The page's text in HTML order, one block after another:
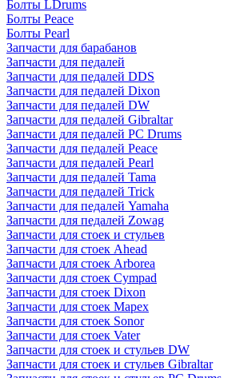
Болты LDrums
Болты Peace
Болты Pearl
Запчасти для барабанов
Запчасти для педалей
Запчасти для педалей DDS
Запчасти для педалей Dixon
Запчасти для педалей DW
Запчасти для педалей Gibraltar
Запчасти для педалей PC Drums
Запчасти для педалей Peace
Запчасти для педалей Pearl
Запчасти для педалей Tama
Запчасти для педалей Trick
Запчасти для педалей Yamaha
Запчасти для педалей Zowag
Запчасти для стоек и стульев
Запчасти для стоек Ahead
Запчасти для стоек Arborea
Запчасти для стоек Cympad
Запчасти для стоек Dixon
Запчасти для стоек Mapex
Запчасти для стоек Sonor
Запчасти для стоек Vater
Запчасти для стоек и стульев DW
Запчасти для стоек и стульев Gibraltar